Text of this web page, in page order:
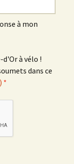
à mon
d'Or à vélo !
dans ce
*